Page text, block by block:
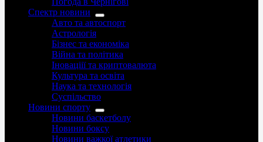
Спектр новини
Авто та автоспорт
Астрологія
Бізнес та економіка
Війна та політика
Іноваціії та криптовалюта
Культура та освіта
Наука та технологія
Суспільство
Новини спорту
Новини баскетболу
Новини боксу
Новини важкої атлетики